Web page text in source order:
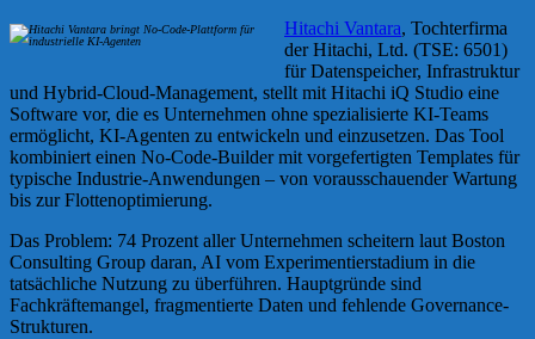
Hitachi Vantara, Tochterfirma
der Hitachi, Ltd. (TSE: 6501)
für Datenspeicher, Infrastruktur
und Hybrid-Cloud-Management, stellt mit Hitachi iQ Studio eine
Software vor, die es Unternehmen ohne spezialisierte KI-Teams
ermöglicht, KI-Agenten zu entwickeln und einzusetzen. Das Tool
kombiniert einen No-Code-Builder mit vorgefertigten Templates für
typische Industrie-Anwendungen – von vorausschauender Wartung
bis zur Flottenoptimierung.
Das Problem: 74 Prozent aller Unternehmen scheitern laut Boston
Consulting Group daran, AI vom Experimentierstadium in die
tatsächliche Nutzung zu überführen. Hauptgründe sind
Fachkräftemangel, fragmentierte Daten und fehlende Governance-
Strukturen.